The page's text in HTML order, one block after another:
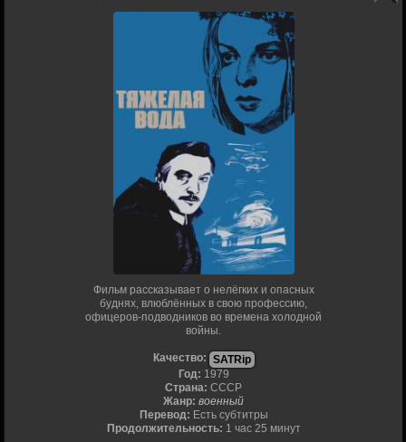
Фильм рассказывает о нелёгких и опасных
буднях, влюблённых в свою профессию,
офицеров-подводников во времена холодной
войны.
Качество: SATRip
Год: 1979
Страна: СССР
Жанр: военный
Перевод: Есть субтитры
Продолжительность: 1 час 25 минут